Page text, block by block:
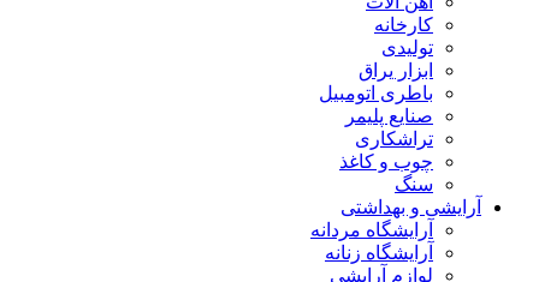
کارخانه
تولیدی
ابزار یراق
باطری اتومبیل
صنایع پلیمر
تراشکاری
چوب و کاغذ
سنگ
آرایشی و بهداشتی
آرایشگاه مردانه
آرایشگاه زنانه
لوازم آرایشی